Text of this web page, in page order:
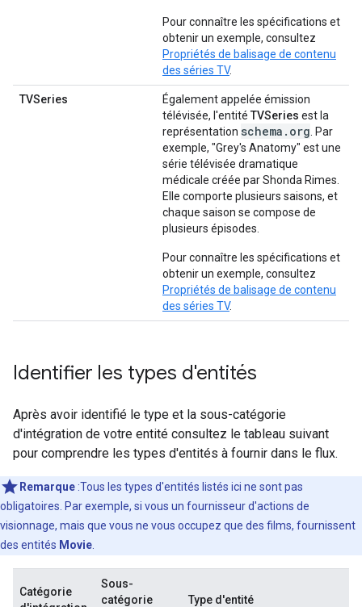
Pour connaître les spécifications et
obtenir un exemple, consultez
Propriétés de balisage de contenu
des séries TV.
TVSeries
Également appelée émission
télévisée, l'entité TVSeries est la
représentation schema.org . Par
exemple, "Grey's Anatomy" est une
série télévisée dramatique
médicale créée par Shonda Rimes.
Elle comporte plusieurs saisons, et
chaque saison se compose de
plusieurs épisodes.
Pour connaître les spécifications et
obtenir un exemple, consultez
Propriétés de balisage de contenu
des séries TV.
Identifier les types d'entités
Après avoir identifié le type et la sous-catégorie
d'intégration de votre entité consultez le tableau suivant
pour comprendre les types d'entités à fournir dans le flux.
Remarque :Tous les types d'entités listés ici ne sont pas
obligatoires. Par exemple, si vous un fournisseur d'actions de
visionnage, mais que vous ne vous occupez que des films, fournissent
des entités Movie
Catégorie
Sous-
catégorie
Type d'entité